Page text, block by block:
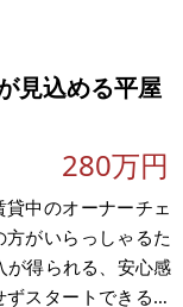
よりも“味わい”と
やDIYを楽しみなが
。 設備はお
見込める平屋
280万円
中のオーナーチェ
がいらっしゃるた
得られる、安心感
スタートできるた